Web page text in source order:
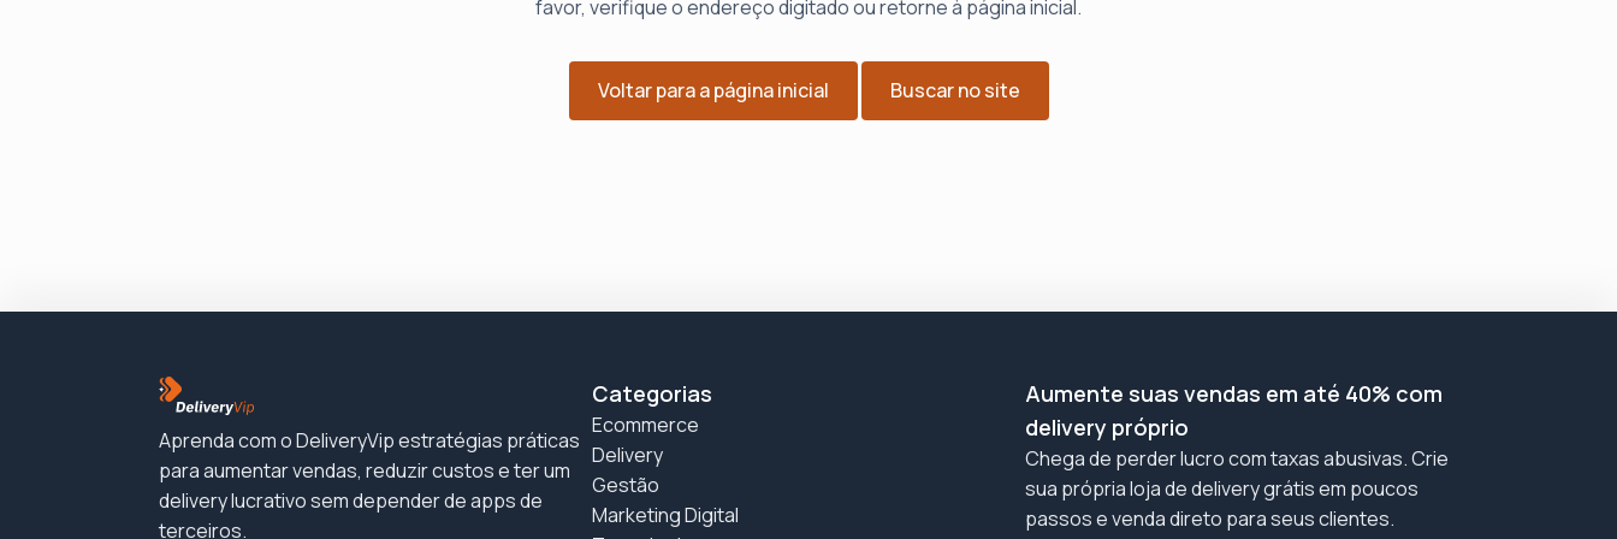
favor, verifique o endereço digitado ou retorne à página inicial.
Voltar para a página inicial Buscar no site
Aprenda com o DeliveryVip estratégias práticas
para aumentar vendas, reduzir custos e ter um
delivery lucrativo sem depender de apps de
terceiros.
Categorias
Ecommerce
Delivery
Gestão
Marketing Digital
Aumente suas vendas em até 40% com
delivery próprio
Chega de perder lucro com taxas abusivas. Crie
sua própria loja de delivery grátis em poucos
passos e venda direto para seus clientes.